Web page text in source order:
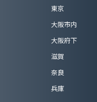
東京
大阪市内
大阪府下
滋賀
奈良
兵庫